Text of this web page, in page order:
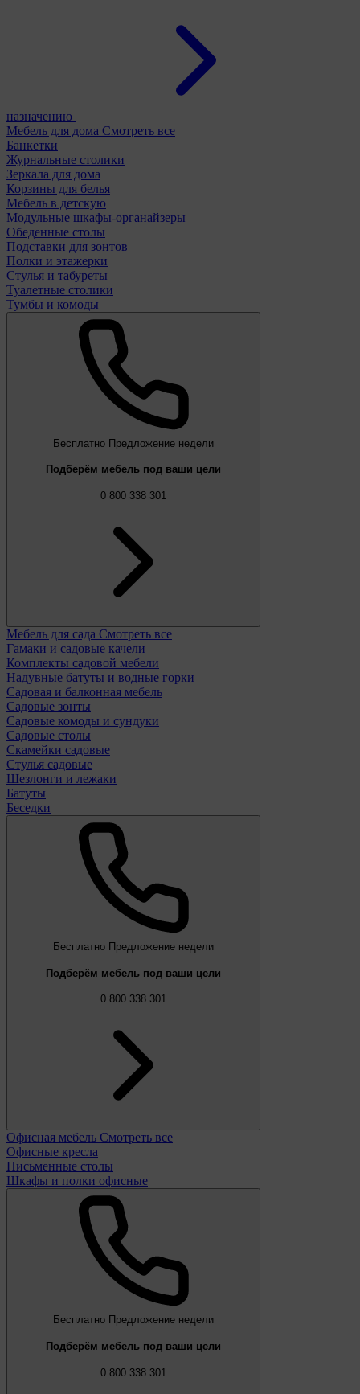
назначению
Мебель для дома Смотреть все
Банкетки
Журнальные столики
Зеркала для дома
Корзины для белья
Мебель в детскую
Модульные шкафы-органайзеры
Обеденные столы
Подставки для зонтов
Полки и этажерки
Стулья и табуреты
Туалетные столики
Тумбы и комоды
Бесплатно Предложение недели
Подберём мебель под ваши цели
0 800 338 301
Мебель для сада Смотреть все
Гамаки и садовые качели
Комплекты садовой мебели
Надувные батуты и водные горки
Садовая и балконная мебель
Садовые зонты
Садовые комоды и сундуки
Садовые столы
Скамейки садовые
Стулья садовые
Шезлонги и лежаки
Батуты
Беседки
Бесплатно Предложение недели
Подберём мебель под ваши цели
0 800 338 301
Офисная мебель Смотреть все
Офисные кресла
Письменные столы
Шкафы и полки офисные
Бесплатно Предложение недели
Подберём мебель под ваши цели
0 800 338 301